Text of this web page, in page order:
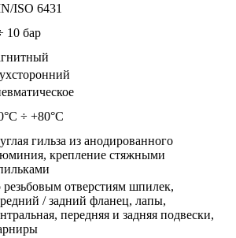
ISO 6431
10 бар
÷ +80°C
гильза из анодированного
крепление стяжными
резьбовым отверстиям шпилек,
/ задний фланец, лапы,
передняя и задняя подвески,